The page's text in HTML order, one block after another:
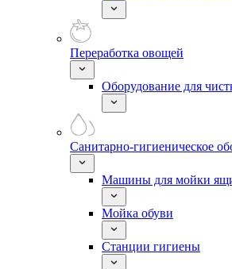
Переработка овощей
Оборудование для
Санитарно-гигиеническое
Машины для мойки
Мойка обуви
Станции гигиены